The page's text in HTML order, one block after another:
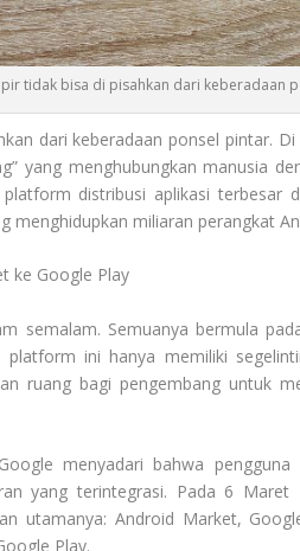
tidak bisa di pisahkan dari keberadaan
dari keberadaan ponsel pintar.
yang menghubungkan manusia
platform distribusi aplikasi terbesar
menghidupkan miliaran perangkat
ke Google Play
semalam. Semuanya bermula
ini hanya memiliki
ruang bagi pengembang untuk
menyadari bahwa
yang terintegrasi. Pada 6 Maret
utamanya: Android Market,
Play.